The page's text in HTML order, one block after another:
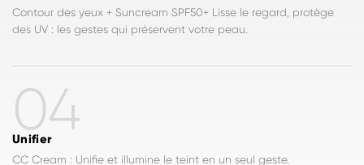
Contour des yeux + Suncream SPF50+ Lisse le regard, protège
des UV : les gestes qui préservent votre peau.
04
Unifier
CC Cream : Unifie et illumine le teint en un seul geste.